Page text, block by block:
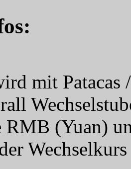
mit
RMB (Yuan)